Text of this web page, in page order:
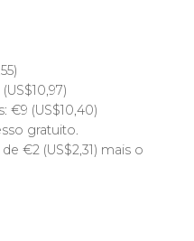
(US$10,97)
€9 (US$10,40)
gratuito.
€2 (US$2,31) mais o